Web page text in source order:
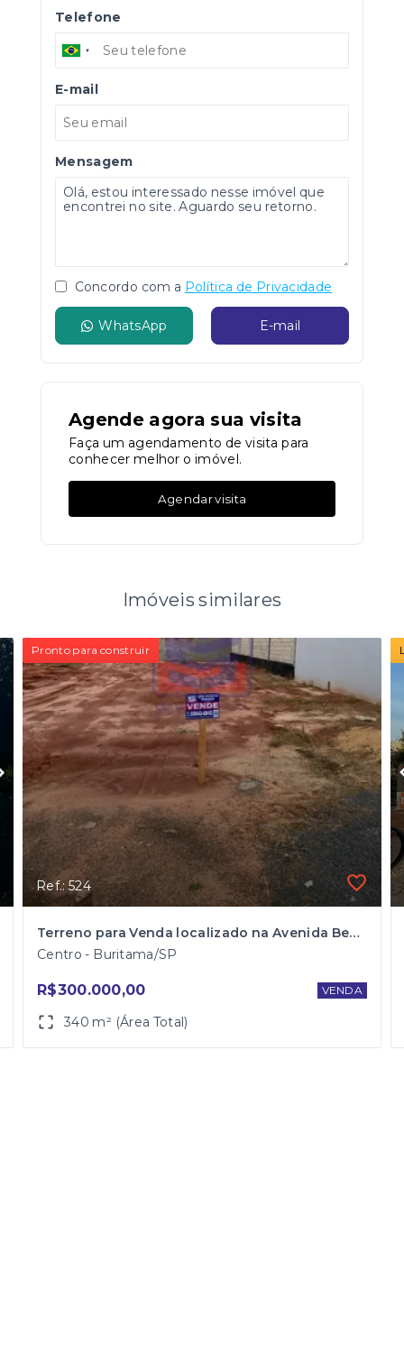
Telefone
E-mail
Mensagem
Concordo com a Política de Privacidade
WhatsApp E-mail
Agende agora sua visita
Faça um agendamento de visita para
conhecer melhor o imóvel.
Agendar visita
Imóveis similares
Pronto para construir
Ref.: 524
Terreno para Venda localizado na Avenida Benedito Vieira Garcia (Av. Frei Marcelo Manília) em Buritama
Centro - Buritama/SP
R$300.000,00 VENDA
340 m² (Área Total)